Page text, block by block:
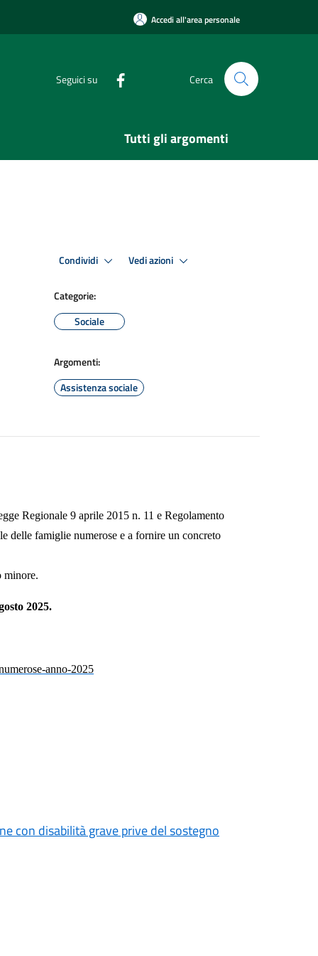
Accedi all'area personale
Seguici su Cerca
Tutti gli argomenti
Condividi Vedi azioni
Categorie:
Sociale
Argomenti:
Assistenza sociale
Regionale 9 aprile 2015 n. 11 e Regolamento
delle famiglie numerose e a fornire un concreto
minore.
2025.
anno-2025
con disabilità grave prive del sostegno